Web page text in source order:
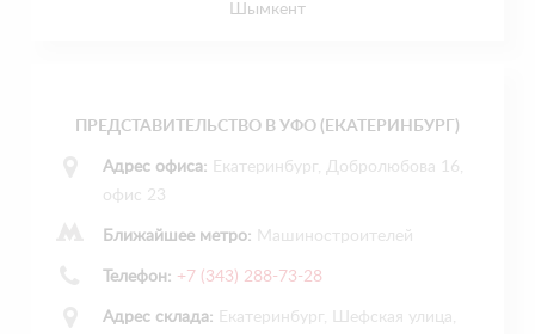
Шымкент
ПРЕДСТАВИТЕЛЬСТВО В УФО (ЕКАТЕРИНБУРГ)
Адрес офиса: Екатеринбург, Добролюбова 16,
офис 23
Ближайшее метро: Машиностроителей
Телефон: +7 (343) 288-73-28
Адрес склада: Екатеринбург, Шефская улица,